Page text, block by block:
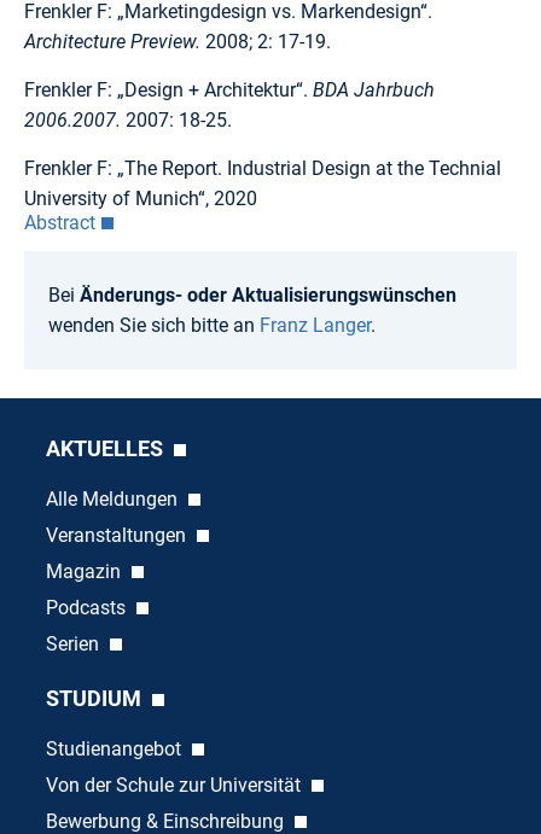
Frenkler F: „Marketingdesign vs. Markendesign“.
Architecture Preview. 2008; 2: 17-19.
Frenkler F: „Design + Architektur“. BDA Jahrbuch
2006.2007. 2007: 18-25.
Frenkler F: „The Report. Industrial Design at the Technial
University of Munich“, 2020
Abstract
Bei Änderungs- oder Aktualisierungswünschen
wenden Sie sich bitte an Franz Langer.
AKTUELLES
Alle Meldungen
Veranstaltungen
Magazin
Podcasts
Serien
STUDIUM
Studienangebot
Von der Schule zur Universität
Bewerbung & Einschreibung